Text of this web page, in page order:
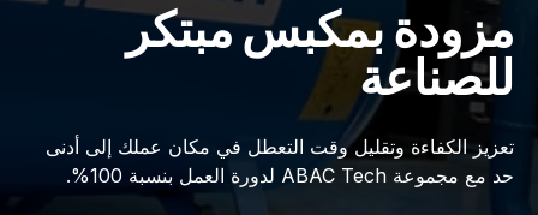
مزودة بمكبس مبتكر
للصناعة
تعزيز الكفاءة وتقليل وقت التعطل في مكان عملك إلى أدنى
حد مع مجموعة ABAC Tech لدورة العمل بنسبة 100%.